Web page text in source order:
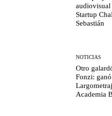
Startup
Sebastián
NOTICIAS
Otro
Fonzi:
Academia